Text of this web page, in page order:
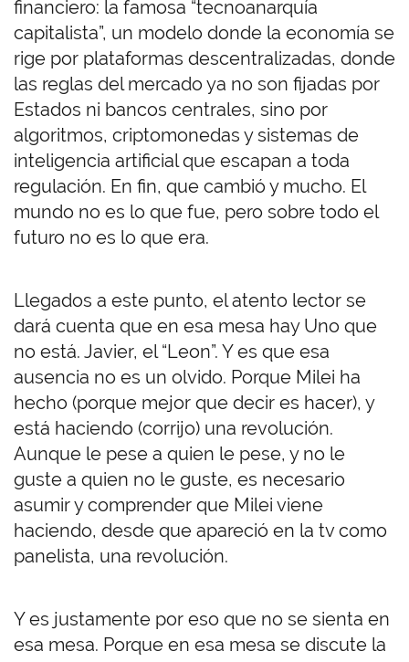
financiero: la famosa “tecnoanarquía
capitalista”, un modelo donde la economía se
rige por plataformas descentralizadas, donde
las reglas del mercado ya no son fijadas por
Estados ni bancos centrales, sino por
algoritmos, criptomonedas y sistemas de
inteligencia artificial que escapan a toda
regulación. En fin, que cambió y mucho. El
mundo no es lo que fue, pero sobre todo el
futuro no es lo que era.
Llegados a este punto, el atento lector se
dará cuenta que en esa mesa hay Uno que
no está. Javier, el “Leon”. Y es que esa
ausencia no es un olvido. Porque Milei ha
hecho (porque mejor que decir es hacer), y
está haciendo (corrijo) una revolución.
Aunque le pese a quien le pese, y no le
guste a quien no le guste, es necesario
asumir y comprender que Milei viene
haciendo, desde que apareció en la tv como
panelista, una revolución.
Y es justamente por eso que no se sienta en
esa mesa. Porque en esa mesa se discute la